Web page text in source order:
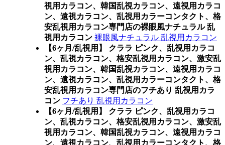
視用カラコン、韓国乱視カラコン、遠視用カラコ
ン、遠視カラコン、乱視用カラーコンタクト、格
安乱視用カラコン専門店の裸眼風ナチュラル 乱
視用カラコン 裸眼風ナチュラル 乱視用カラコン
【6ヶ月/乱視用】 クララ ピンク、乱視用カラコ
ン、乱視カラコン、格安乱視用カラコン、激安乱
視用カラコン、韓国乱視カラコン、遠視用カラコ
ン、遠視カラコン、乱視用カラーコンタクト、格
安乱視用カラコン専門店のフチあり 乱視用カラ
コン フチあり 乱視用カラコン
【6ヶ月/乱視用】 クララ ピンク、乱視用カラコ
ン、乱視カラコン、格安乱視用カラコン、激安乱
視用カラコン、韓国乱視カラコン、遠視用カラコ
ン、遠視カラコン、乱視用カラーコンタクト、格